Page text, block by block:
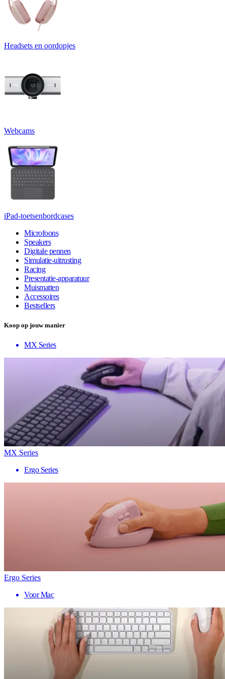
Headsets en oordopjes
Webcams
iPad-toetsenbordcases
Microfoons
Speakers
Digitale pennen
Simulatie-uitrusting
Racing
Presentatie-apparatuur
Muismatten
Accessoires
Bestsellers
Koop op jouw manier
MX Series
MX Series
Ergo Series
Ergo Series
Voor Mac